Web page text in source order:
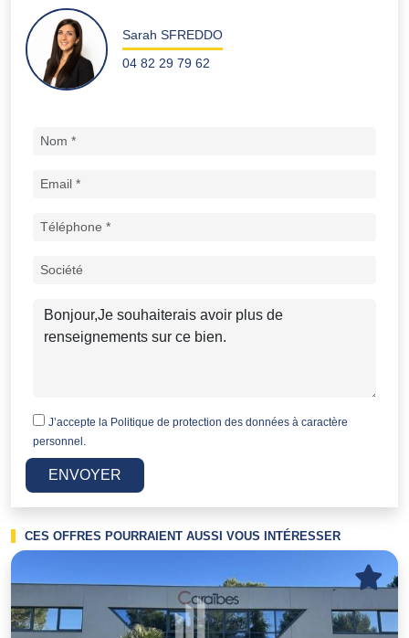
Sarah SFREDDO
04 82 29 79 62
J’accepte la Politique de protection des données à caractère
personnel.
ENVOYER
CES OFFRES POURRAIENT AUSSI VOUS INTÉRESSER